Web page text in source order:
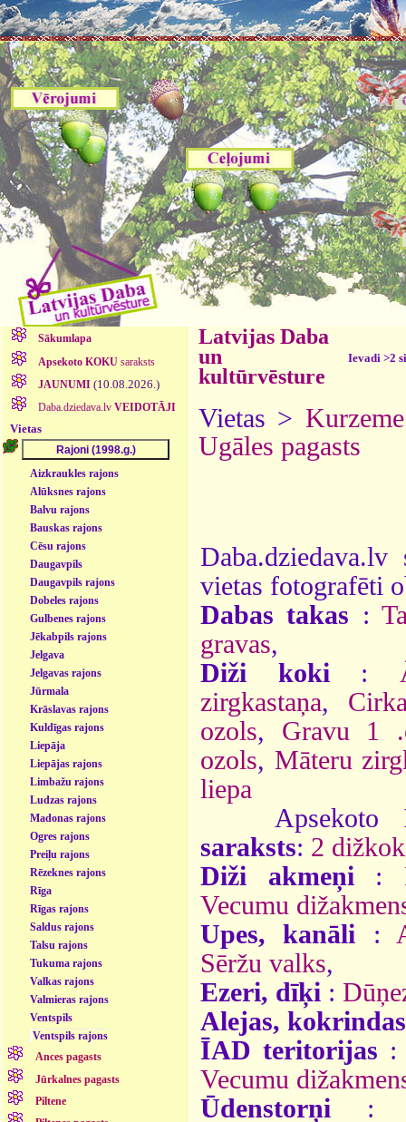
Sākumlapa
Apsekoto KOKUsaraksts
JAUNUMI (10.08.2026.)
Daba.dziedava.lv VEIDOTĀJI
Vietas
Aizkraukles rajons
Alūksnes rajons
Balvu rajons
Bauskas rajons
Cēsu rajons
Daugavpils
Daugavpils rajons
Dobeles rajons
Gulbenes rajons
Jēkabpils rajons
Jelgava
Jelgavas rajons
Jūrmala
Krāslavas rajons
Kuldīgas rajons
Liepāja
Liepājas rajons
Limbažu rajons
Ludzas rajons
Madonas rajons
Ogres rajons
Preiļu rajons
Rēzeknes rajons
Rīga
Rīgas rajons
Saldus rajons
Talsu rajons
Tukuma rajons
Valkas rajons
Valmieras rajons
Ventspils
Ventspils rajons
Ances pagasts
Jūrkalnes pagasts
Piltene
Latvijas Daba
un
kultūrvēsture
Ievadi >2
Vietas > Kurzeme
Ugāles pagasts
vietas fotografēti
Dabas takas :
gravas,
Diži koki :
zirgkastaņa,
ozols, Gravu 1
ozols, Māteru
liepa
Apsekoto
saraksts: 2
Diži akmeņi :
Vecumu
Upes, kanāli :
Sēržu valks,
Ezeri, dīķi :
Alejas, kokrindas
ĪAD teritorijas :
Vecumu
Ūdenstorņi